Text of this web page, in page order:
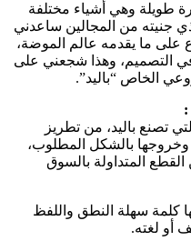
طويلة وهي أشياء مختلفة
جنيته من المجالين ساعدني
على ما يقدمه عالم الموضة،
التصميم، وهذا شجعني على
الخاص “باليد”.
:
تصنع باليد، من تطريز
وخروجها بالشكل المطلوب،
القطع المتداولة بالسوق
كلمة سهلة النطق واللفظ
أو لغته.